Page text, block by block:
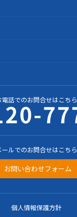
電話でのお問合せはこちら
ールでのお問合せはこちら
お問い合わせフォーム
個人情報保護方針